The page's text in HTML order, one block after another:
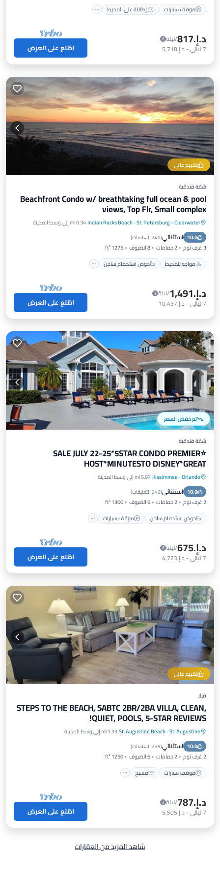
موقف سيارات إطلالة على المحيط
د.إ.‏817
/ليلة
7ليالي- د.إ.‏5,718 اطّلع على العرض
تقييم عالي
شقة فندقية
Beachfront Condo w/ breathtaking full ocean & pool
views, Top Flr, Small complex
St. Petersburg - Clearwater
·
Indian Rocks Beach0.34 mi إلى وسط المدينة
10.0 استثنائي(240 التعليقات )
3 غرف نوم 2 حمامات 8 الضيوف
1275 ft²
مواجه للمحيط
حوض استحمام ساخن
مواجه للمحيط
حوض استحمام ساخن
موقف سيارات
د.إ.‏1,491
/ليلة
7ليالي- د.إ.‏10,437 اطّلع على العرض
تم خفض السعر
شقة فندقية
⭐SALE JULY 22-25*5STAR CONDO PREMIER
HOST*MINUTESTO DISNEY*GREAT
PRICE&LOCATION⭐
Orlando
·
Kissimmee5.97 mi إلى وسط المدينة
10.0 استثنائي(240 التعليقات )
2 غرف نوم 2 حمامات 6 الضيوف
1300 ft²
حوض استحمام ساخن
موقف سيارات
حوض استحمام ساخن
موقف سيارات
مسبح
إطلالة على المحيط
د.إ.‏675
/ليلة
7ليالي- د.إ.‏4,723 اطّلع على العرض
تقييم عالي
فيلا
STEPS TO THE BEACH, SABTC 2BR/2BA VILLA, CLEAN,
QUIET, POOLS, 5-STAR REVIEWS!
St. Augustine
·
St. Augustine Beach1.33 mi إلى وسط المدينة
10.0 استثنائي(235 التعليقات )
2 غرف نوم 2 حمامات 6 الضيوف
1250 ft²
موقف سيارات
مسبح
موقف سيارات مسبح
إطلالة على المحيط
شرفة / تراس
د.إ.‏787
/ليلة
7ليالي- د.إ.‏5,505 اطّلع على العرض
شاهد المزيد من العقارات